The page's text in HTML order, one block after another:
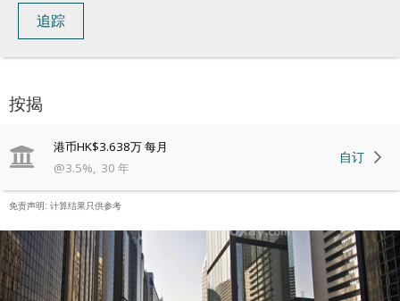
按揭
港币HK$3.638万每月
@3.5%, 30 年
自订
免责声明: 计算结果只供参考
追踪